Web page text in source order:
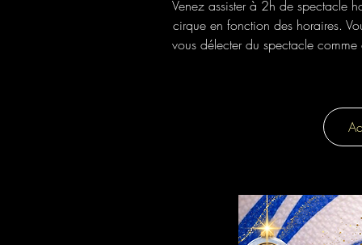
Venez assister à 2h de spectacle
cirque en fonction des horaires.
vous délecter du spectacle